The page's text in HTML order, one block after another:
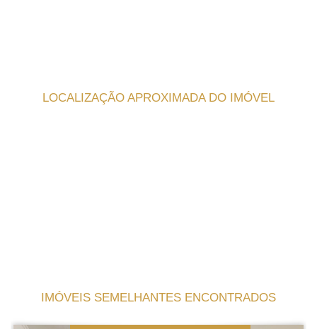
LOCALIZAÇÃO APROXIMADA DO IMÓVEL
IMÓVEIS SEMELHANTES ENCONTRADOS